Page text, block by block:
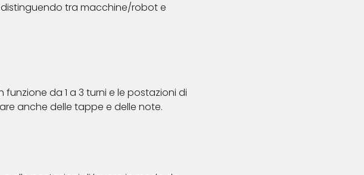
tra macchine/robot e
da 1 a 3 turni e le postazioni di
anche delle tappe e delle note.